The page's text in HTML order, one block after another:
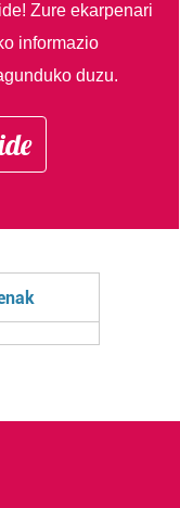
Zure ekarpenari
informazio
duzu.